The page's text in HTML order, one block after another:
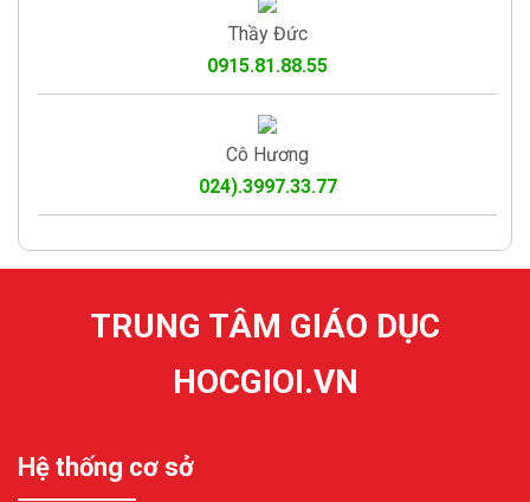
Thầy Đức
0915.81.88.55
Cô Hương
024).3997.33.77
TRUNG TÂM GIÁO DỤC
HOCGIOI.VN
Hệ thống cơ sở